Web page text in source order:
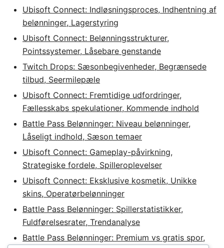
Ubisoft Connect: Indløsningsproces, Indhentning af
belønninger, Lagerstyring
Ubisoft Connect: Belønningsstrukturer,
Pointssystemer, Låsebare genstande
Twitch Drops: Sæsonbegivenheder, Begrænsede
tilbud, Seermilepæle
Ubisoft Connect: Fremtidige udfordringer,
Fællesskabs spekulationer, Kommende indhold
Battle Pass Belønninger: Niveau belønninger,
Låseligt indhold, Sæson temaer
Ubisoft Connect: Gameplay-påvirkning,
Strategiske fordele, Spilleroplevelser
Ubisoft Connect: Eksklusive kosmetik, Unikke
skins, Operatørbelønninger
Battle Pass Belønninger: Spillerstatistikker,
Fuldførelsesrater, Trendanalyse
Battle Pass Belønninger: Premium vs gratis spor,